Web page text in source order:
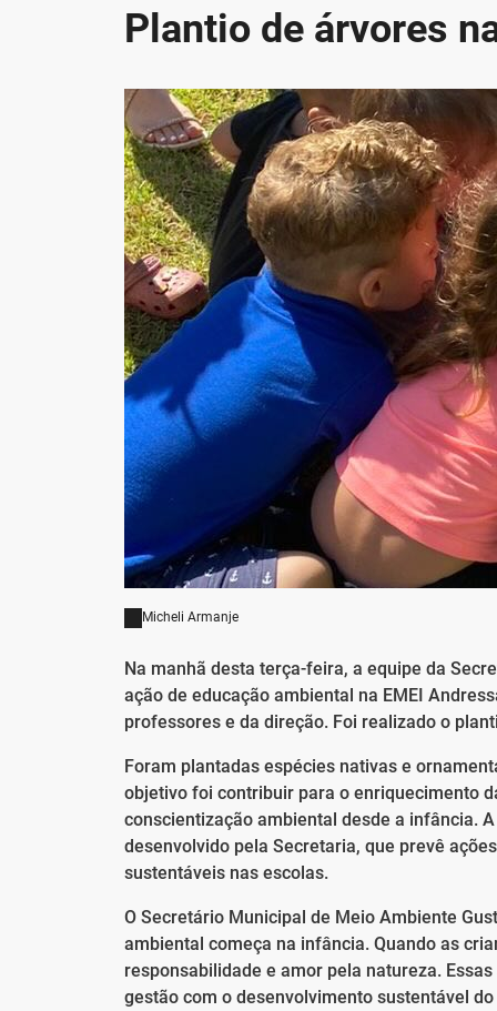
Plantio de árvores
Micheli Armanje
Na manhã desta terça-feira, a equipe da
ação de educação ambiental na EMEI
professores e da direção. Foi realizado o
Foram plantadas espécies nativas e
objetivo foi contribuir para o enriquecimento
conscientização ambiental desde a infância.
desenvolvido pela Secretaria, que prevê
sustentáveis nas escolas.
O Secretário Municipal de Meio Ambiente
ambiental começa na infância. Quando as
responsabilidade e amor pela natureza.
gestão com o desenvolvimento sustentável